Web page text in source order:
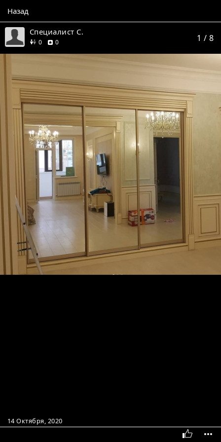
Назад
Специалист С.
0друзей
0отзывов 1 / 8
14 Октября, 2020